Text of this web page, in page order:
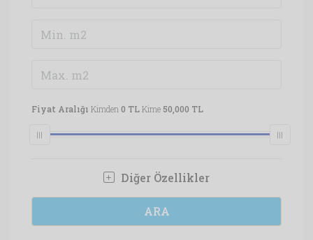
Fiyat Aralığı Kimden 0 TLKime 50,000 TL
Diğer Özellikler
ARA